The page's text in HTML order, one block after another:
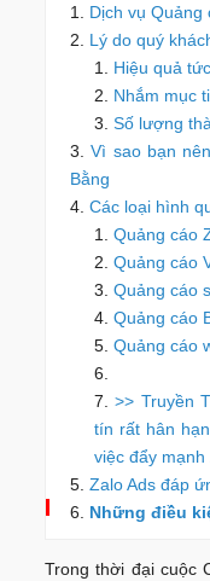
Dịch vụ Quảng
Lý do quý
Hiệu quả
Nhắm mục
Số lượng
Vì sao bạn
Bằng
Các loại hình
Quảng cáo
Quảng cáo
Quảng cáo
Quảng cáo
Quảng cáo
>> Truyền
tín rất hân
việc đẩy
Zalo Ads đáp
Những điều
Trong thời đại cuộc